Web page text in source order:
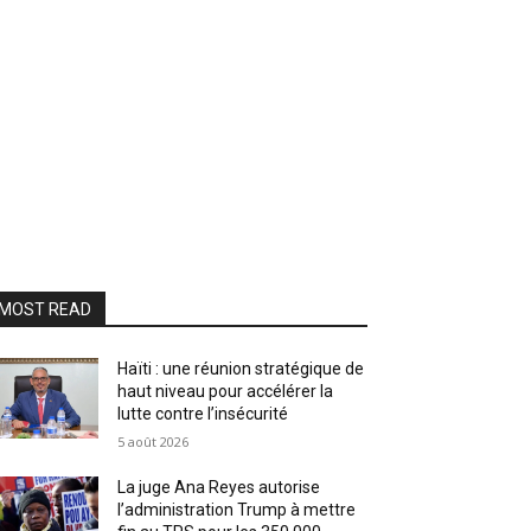
READ
Haïti : une réunion stratégique de
haut niveau pour accélérer la
lutte contre l’insécurité
5 août 2026
La juge Ana Reyes autorise
l’administration Trump à mettre